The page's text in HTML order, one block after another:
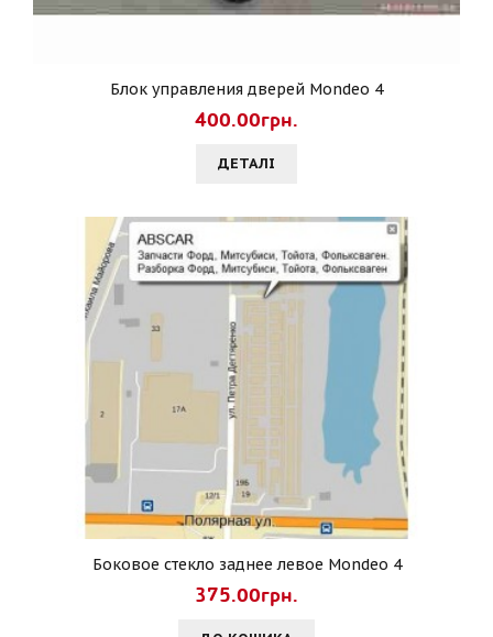
Блок управления дверей Mondeo 4
400.00грн.
ДЕТАЛI
Боковое стекло заднее левое Mondeo 4
375.00грн.